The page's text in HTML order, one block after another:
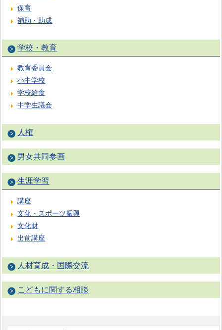
保育
補助・助成
学校・教育
教育委員会
小中学校
学校給食
中学生議会
人権
男女共同参画
生涯学習
講座
文化・スポーツ振興
文化財
出前講座
人材育成・国際交流
こどもに関する相談